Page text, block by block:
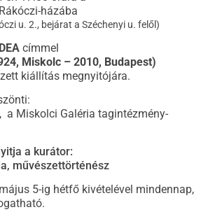
házába
u. 2., bejárat a Széchenyi u. felől)
címmel
Miskolc – 2010, Budapest)
kiállítás megnyitójára.
a Miskolci Galéria tagintézmény-
a kurátor:
művészettörténész
5-ig hétfő kivételével mindennap,